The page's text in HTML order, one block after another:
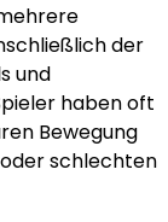
der
und
haben oft
Bewegung
schlechten